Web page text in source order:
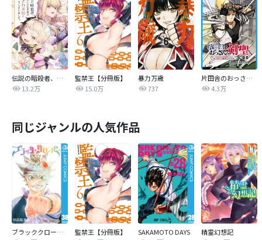
伝説の暗殺者、転生したら王家の愛され末娘になってしまいまして。【タテヨミ】
13.2万
監禁王【分冊版】
15.0万
暴力万歳
737
片田舎のおっさん、剣聖になる～ただの田舎の剣術師範だったのに、大成した弟子たちが俺を放ってくれない件～(話売り)
4.3万
同じジャンルの人気作品
ブラッククローバー
監禁王【分冊版】
SAKAMOTO DAYS
精霊幻想記